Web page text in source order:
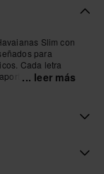
Slim con
para
Cada letra
alegría,
auténtico reflejo
playa, en la ciudad
oficial de
nivel.
... leer más